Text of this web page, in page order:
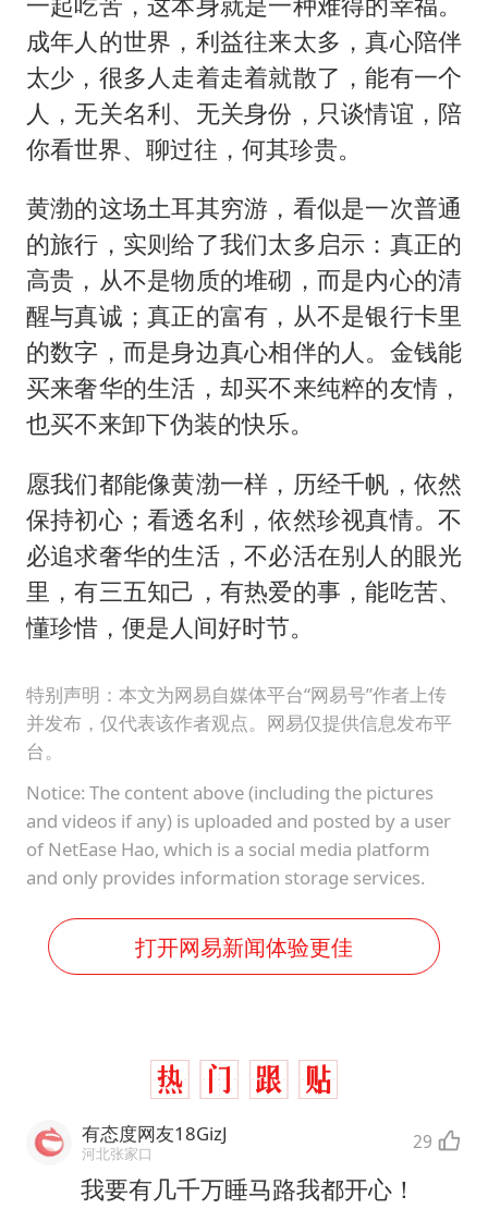
成年人的世界，利益往来太多，真心陪伴
太少，很多人走着走着就散了，能有一个
人，无关名利、无关身份，只谈情谊，陪
你看世界、聊过往，何其珍贵。
黄渤的这场土耳其穷游，看似是一次普通
的旅行，实则给了我们太多启示：真正的
高贵，从不是物质的堆砌，而是内心的清
醒与真诚；真正的富有，从不是银行卡里
的数字，而是身边真心相伴的人。金钱能
买来奢华的生活，却买不来纯粹的友情，
也买不来卸下伪装的快乐。
愿我们都能像黄渤一样，历经千帆，依然
保持初心；看透名利，依然珍视真情。不
必追求奢华的生活，不必活在别人的眼光
里，有三五知己，有热爱的事，能吃苦、
懂珍惜，便是人间好时节。
特别声明：本文为网易自媒体平台“网易号”作者上传
并发布，仅代表该作者观点。网易仅提供信息发布平
台。
Notice: The content above (including the pictures
and videos if any) is uploaded and posted by a user
of NetEase Hao, which is a social media platform
and only provides information storage services.
打开网易新闻体验更佳
有态度网友18GizJ
河北张家口 29
我要有几千万睡马路我都开心！